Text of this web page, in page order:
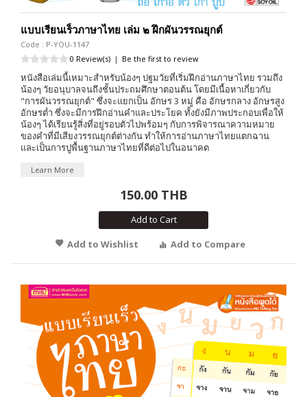
แบบเรียนเร็วภาษาไทย เล่ม ๒ ฝึกผันวรรณยุกต์
Code : P-YOU-1147
0 Review(s) | Be the first to review
หนังสือเล่มนี้เหมาะสำหรับน้องๆ ปฐมวัยที่เริ่มฝึกอ่านภาษาไทย รวมถึง
น้องๆ วัยอนุบาลจนถึงชั้นประถมศึกษาตอนต้น โดยมีเนื้อหาเกี่ยวกับ
"การผันวรรณยุกต์" ซึ่งจะแยกเป็น อักษร 3 หมู่ คือ อักษรกลาง อักษรสูง
อักษรต่ำ ซึ่งจะมีการฝึกอ่านคำและประโยค ทั้งยังมีภาพประกอบเพื่อให้
น้องๆ ได้เรียนรู้สิ่งที่อยู่รอบตัวไปพร้อมๆ กับการพิจารณาความหมาย
ของคำที่มีเสียงวรรณยุกต์ต่างกัน ทำให้การอ่านภาษาไทยแตกฉาน
และเป็นการปูพื้นฐานภาษาไทยที่ดีต่อไปในอนาคต
Learn More
150.00 THB
Add to Cart
Add to Wishlist
Add to Compare